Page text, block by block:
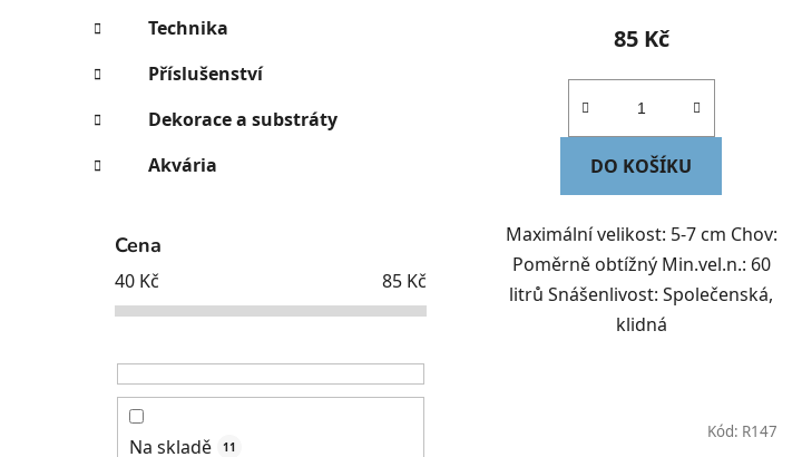
Technika
Příslušenství
Dekorace a substráty
Akvária
Cena
40 Kč 85 Kč
Na skladě 11
85 Kč
DO KOŠÍKU
Maximální velikost: 5-7 cm Chov:
Poměrně obtížný Min.vel.n.: 60
litrů Snášenlivost: Společenská,
klidná
Kód: R147